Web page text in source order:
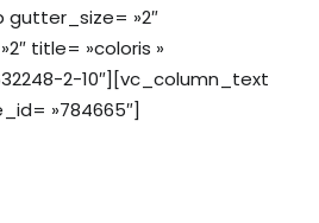
»2″
title= »coloris »
2-10″][vc_column_text
»784665″]